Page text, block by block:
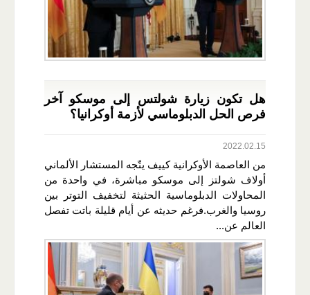
هل تكون زيارة شولتس إلى موسكو آخر
فرص الحل الدبلوماسي لأزمة أوكرانيا؟
2022.02.15
من العاصمة الأوكرانية كييف يتّجه المستشار الألماني
أولاف شولتز إلى موسكو مباشرة، في واحدة من
المحاولات الدبلوماسية الحثيثة لتخفيف التوتر بين
روسيا والغرب.فرغم حديثه عن أيام قليلة باتت تفصل
العالم عن...